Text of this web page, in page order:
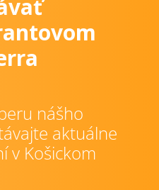
nášho
aktuálne
v Košickom